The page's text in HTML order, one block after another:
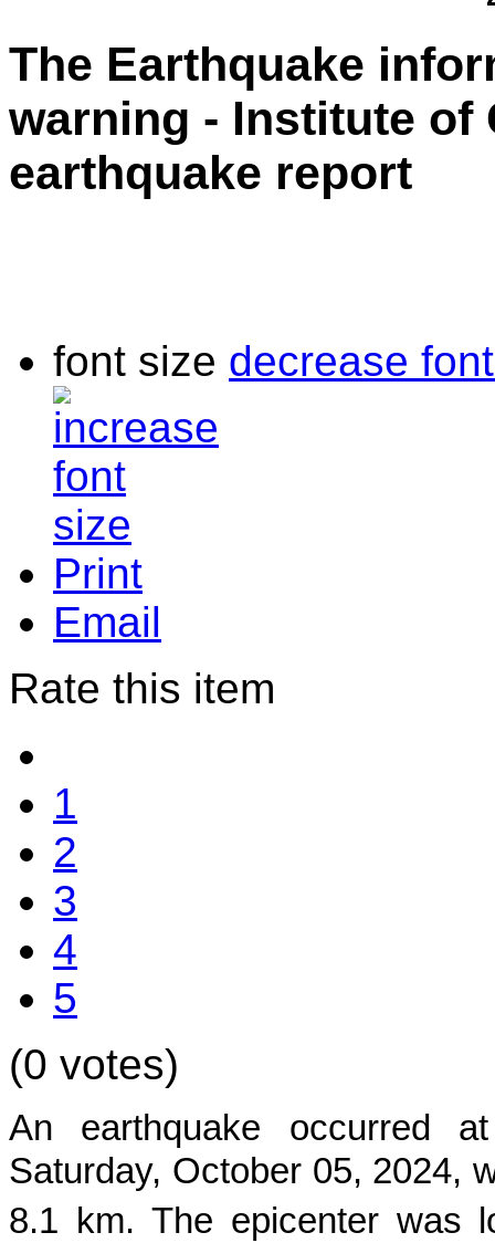
The Earthquake
warning - Institute of
earthquake report
font size decrease
Print
Email
Rate this item
1
2
3
4
5
(0 votes)
An earthquake occurred
Saturday, October 05, 2024,
8.1 km. The epicenter was